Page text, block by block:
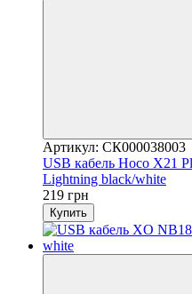
Артикул: СК000038003
USB кабель Hoco X21
Lightning black/white
219 грн
Купить